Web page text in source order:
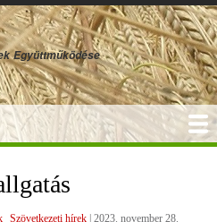
Ugrás
a
tartalomra
Együttműködése
Szövetkezeti hírek 2023. november 28.